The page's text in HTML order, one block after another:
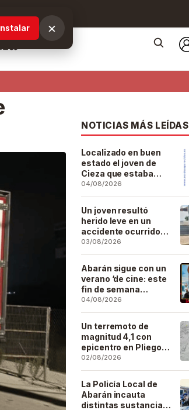
NOTICIAS MÁS LEÍDAS
Localizado en buen
estado el joven de
Cieza que estaba
desaparecido desde
el pasado 29 de julio
04/08/2026
Un joven resultó
herido leve en un
accidente ocurrido
este lunes en la
barriada de San José
Artesano
03/08/2026
Abarán sigue con un
verano ‘de cine: este
fin de semana
Vaiana… y después,
La Odisea
04/08/2026
Un terremoto de
magnitud 4,1 con
epicentro en Pliego
se deja sentir en
buena parte de la
región
02/08/2026
La Policía Local de
Abarán incauta
distintas sustancias
Instalar ×